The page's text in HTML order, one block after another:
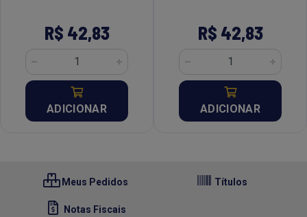
R$ 42,83
ADICIONAR
R$ 42,83
ADICIONAR
Meus Pedidos Títulos
Notas Fiscais